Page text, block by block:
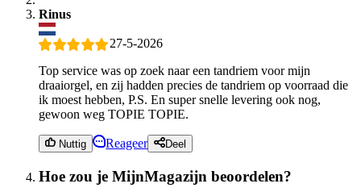
Rinus
27-5-2026
Top service was op zoek naar een tandriem voor mijn
draaiorgel, en zij hadden precies de tandriem op voorraad die
ik moest hebben, P.S. En super snelle levering ook nog,
gewoon weg TOPIE TOPIE.
Nuttig Reageer Deel
Hoe zou je MijnMagazijn beoordelen?